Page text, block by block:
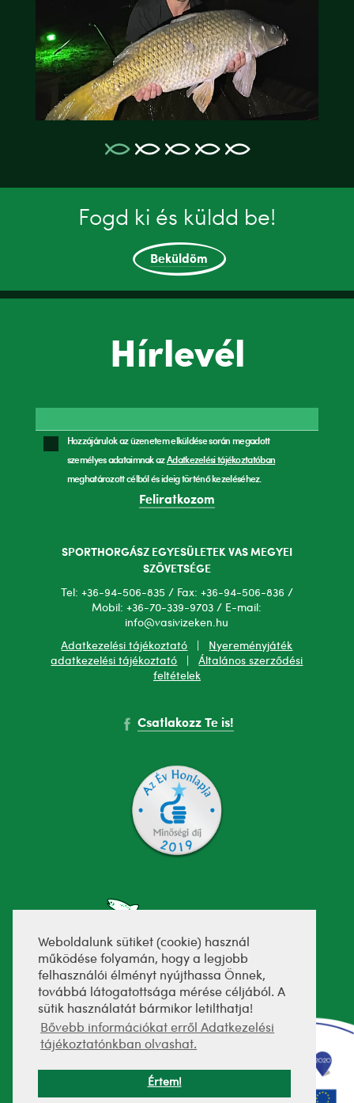
Weboldalunk sütiket (cookie) használ
működése folyamán, hogy a legjobb
felhasználói élményt nyújthassa Önnek,
továbbá látogatottsága mérése céljából. A
sütik használatát bármikor letilthatja!
Bővebb információkat erről Adatkezelési
tájékoztatónkban olvashat.
Értem!
Fogd ki és küldd be!
Beküldöm
Hírlevél
Hozzájárulok az üzenetem elküldése során megadott
személyes adataimnak azAdatkezelési tájékoztatóban
meghatározott célból és ideig történő kezeléséhez.
Feliratkozom
SPORTHORGÁSZ EGYESÜLETEK VAS MEGYEI
SZÖVETSÉGE
Tel: +36-94-506-835 / Fax: +36-94-506-836 /
Mobil: +36-70-339-9703 / E-mail:
info@vasivizeken.hu
Adatkezelési tájékoztató
Nyereményjáték
adatkezelési tájékoztató |Általános szerződési
feltételek
Csatlakozz Te is!
fejlesztette: